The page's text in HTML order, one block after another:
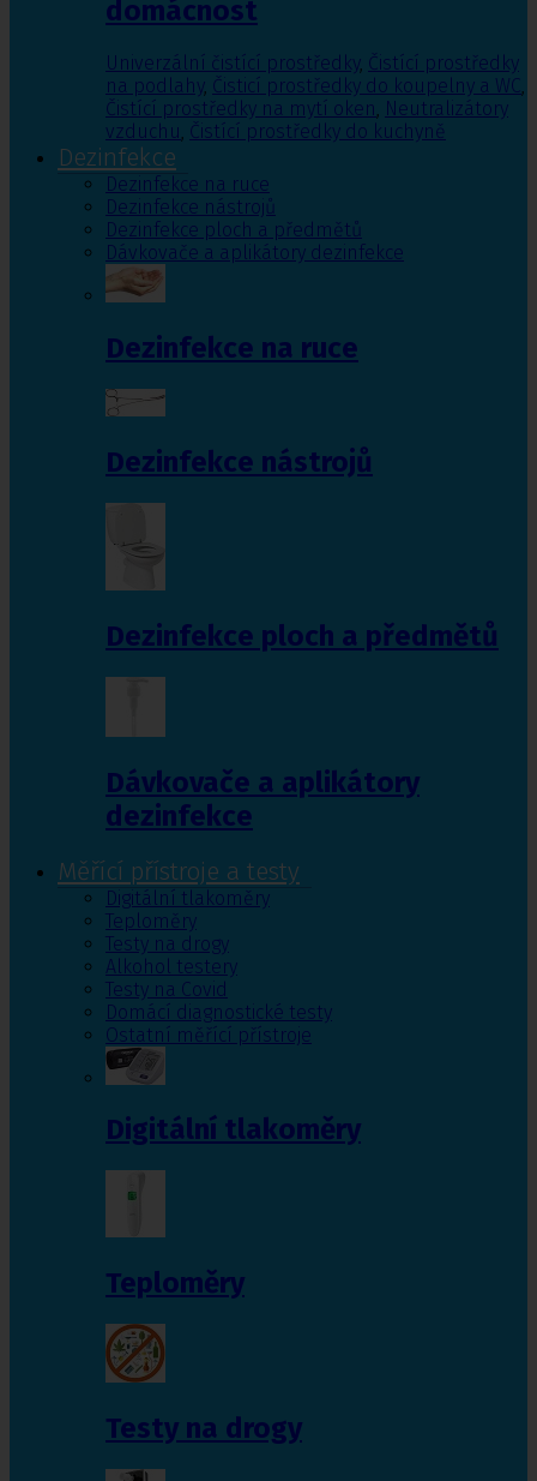
domácnost
Univerzální čistící prostředky, Čistící prostředky
na podlahy, Čisticí prostředky do koupelny a WC,
Čistící prostředky na mytí oken, Neutralizátory
vzduchu, Čistící prostředky do kuchyně
Dezinfekce
Dezinfekce na ruce
Dezinfekce nástrojů
Dezinfekce ploch a předmětů
Dávkovače a aplikátory dezinfekce
Dezinfekce na ruce
Dezinfekce nástrojů
Dezinfekce ploch a předmětů
Dávkovače a aplikátory
dezinfekce
Měřící přístroje a testy
Digitální tlakoměry
Teploměry
Testy na drogy
Alkohol testery
Testy na Covid
Domácí diagnostické testy
Ostatní měřící přístroje
Digitální tlakoměry
Teploměry
Testy na drogy